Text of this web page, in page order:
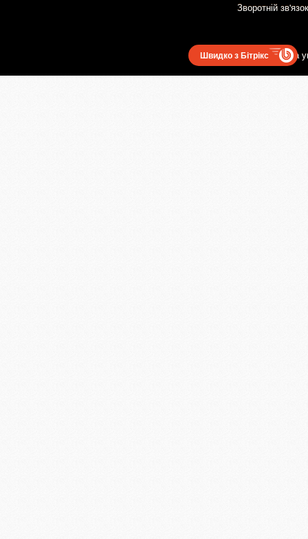
Зворотній зв'язок
Користувацька
Швидко з Бітрікс